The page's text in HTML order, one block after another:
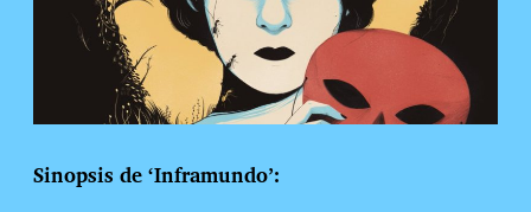
Sinopsis de ‘Inframundo’: